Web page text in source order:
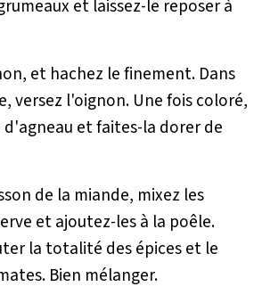
et laissez-le reposer à
et hachez le finement. Dans
versez l'oignon. Une fois coloré,
et faites-la dorer de
de la miande, mixez les
et ajoutez-les à la poêle.
la totalité des épices et le
Bien mélanger.